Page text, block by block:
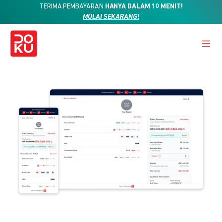
TERIMA PEMBAYARAN HANYA DALAM 10 MENIT!
MULAI SEKARANG!